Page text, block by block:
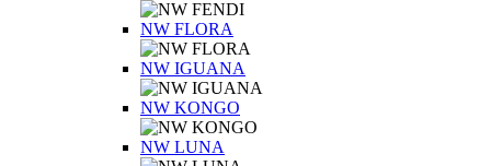
NW FLORA
NW IGUANA
NW KONGO
NW LUNA